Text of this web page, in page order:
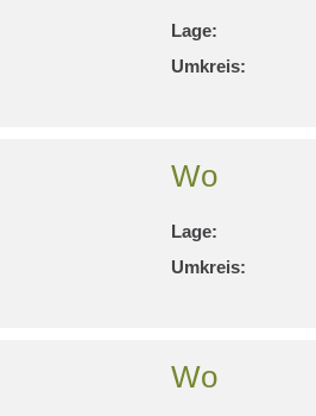
Lage:
Umkreis:
Wo
Lage:
Umkreis:
Wo